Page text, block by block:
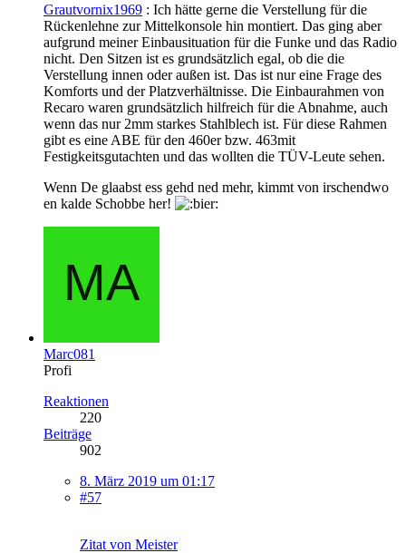
Grautvornix1969 : Ich hätte gerne die Verstellung für die
Rückenlehne zur Mittelkonsole hin montiert. Das ging aber
aufgrund meiner Einbausituation für die Funke und das Radio
nicht. Den Sitzen ist es grundsätzlich egal, ob die die
Verstellung innen oder außen ist. Das ist nur eine Frage des
Komforts und der Platzverhältnisse. Die Einbaurahmen von
Recaro waren grundsätzlich hilfreich für die Abnahme, auch
wenn das nur 2mm starkes Stahlblech ist. Für diese Rahmen
gibt es eine ABE für den 460er bzw. 463mit
Festigkeitsgutachten und das wollten die TÜV-Leute sehen.
Wenn De glaabst ess gehd ned mehr, kimmt von irschendwo
en kalde Schobbe her!
Marc081
Profi
Reaktionen
220
Beiträge
902
8. März 2019 um 01:17
#57
Zitat von Meister